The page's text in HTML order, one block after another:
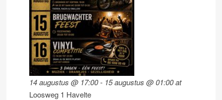
14 augustus @ 17:00- 15 augustus @ 01:00at
Loosweg 1 Havelte